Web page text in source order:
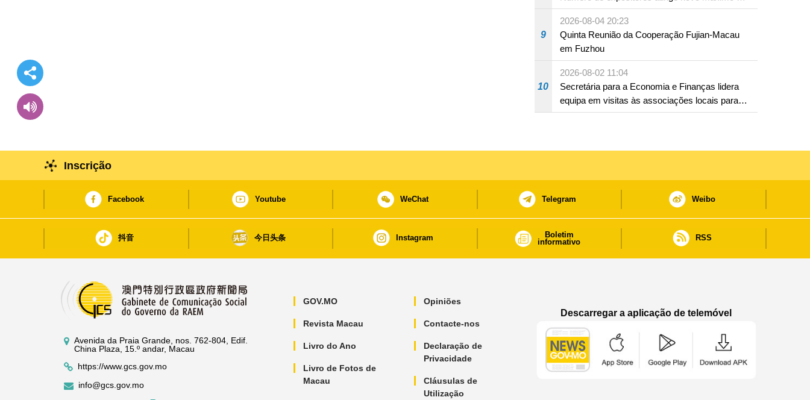
18 anos
9
2026-08-04 20:23
Quinta Reunião da Cooperação Fujian-Macau
em Fuzhou
10
2026-08-02 11:04
Secretária para a Economia e Finanças lidera
equipa em visitas às associações locais para
consolidar consensos e promover os trabalhos
Inscrição
Facebook Youtube WeChat Telegram Weibo
抖音 今日头条 Instagram
Boletim
informativo
RSS
Avenida da Praia Grande, nos. 762-804, Edif.
China Plaza, 15.º andar, Macau
https://www.gcs.gov.mo
info@gcs.gov.mo
GOV.MO
Revista Macau
Livro do Ano
Livro de Fotos de
Macau
Opiniões
Contacte-nos
Declaração de
Privacidade
Cláusulas de
Utilização
Descarregar a aplicação de telemóvel